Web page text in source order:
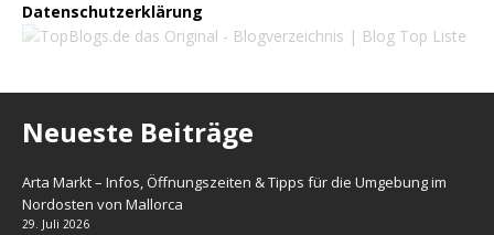
Datenschutzerklärung
Neueste Beiträge
Arta Markt – Infos, Öffnungszeiten & Tipps für die Umgebung im
Nordosten von Mallorca
29. Juli 2026